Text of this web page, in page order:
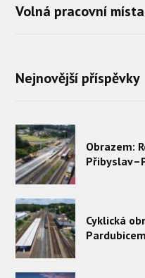
Volná pracovní místa
Nejnovější příspěvky
Obrazem:
Cyklická